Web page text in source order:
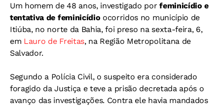
Um homem de 48 anos, investigado por feminicídio e
tentativa de feminicídio ocorridos no município de
Itiúba, no norte da Bahia, foi preso na sexta-feira, 6,
em Lauro de Freitas, na Região Metropolitana de
Salvador.
Segundo a Polícia Civil, o suspeito era considerado
foragido da Justiça e teve a prisão decretada após o
avanço das investigações. Contra ele havia mandados